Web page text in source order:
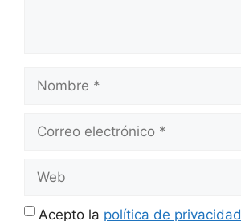
Nombre
Correo
Web
Acepto la política de privacidad